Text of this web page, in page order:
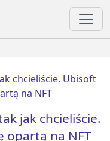
jak chcieliście.
opartą na NFT